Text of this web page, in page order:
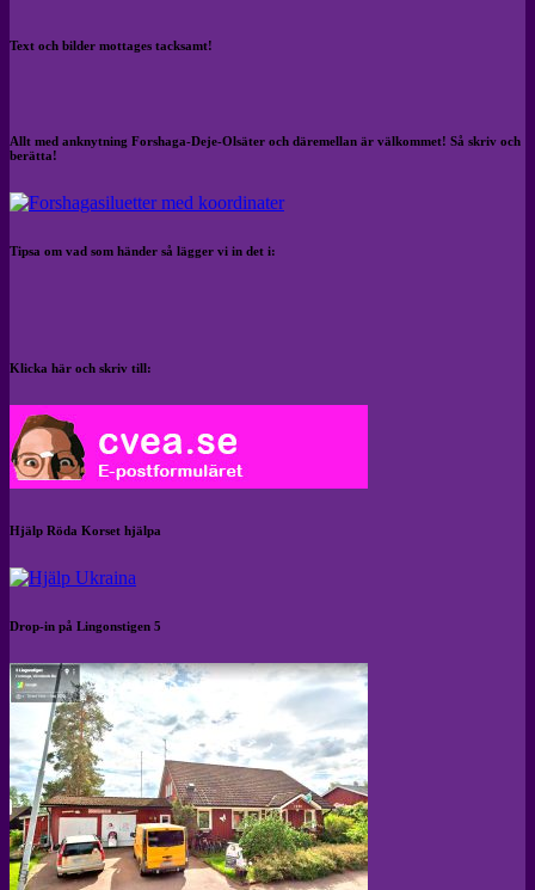
Text och bilder mottages tacksamt!
Allt med anknytning Forshaga-Deje-Olsäter och däremellan är välkommet! Så skriv och
berätta!
Tipsa om vad som händer så lägger vi in det i:
Klicka här och skriv till:
Hjälp Röda Korset hjälpa
Drop-in på Lingonstigen 5